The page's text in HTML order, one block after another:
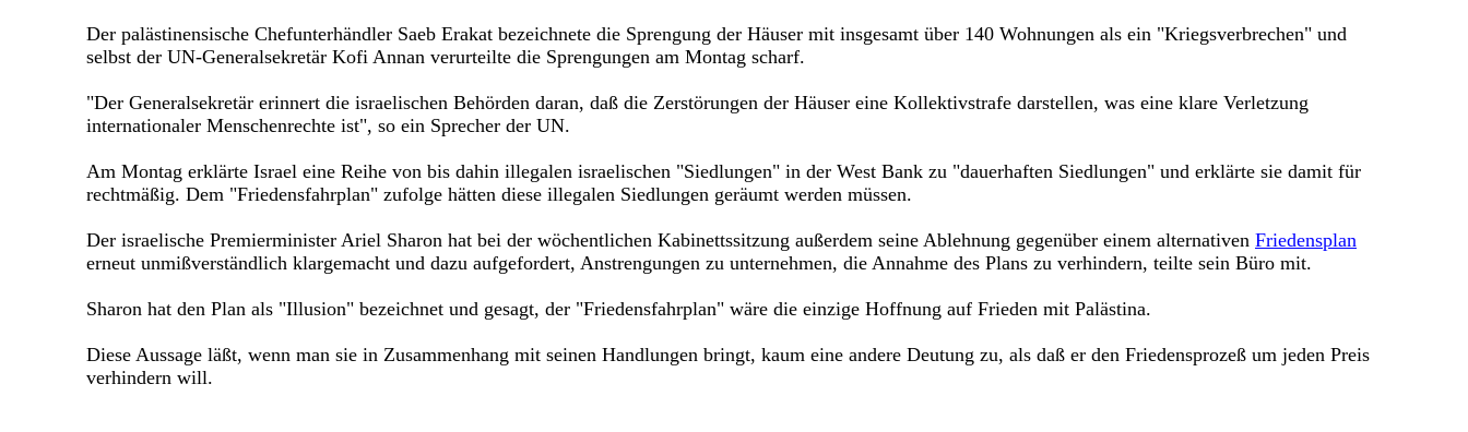
Der palästinensische Chefunterhändler Saeb Erakat bezeichnete die Sprengung der Häuser mit insgesamt über 140 Wohnungen als ein "Kriegsverbrechen" und
selbst der UN-Generalsekretär Kofi Annan verurteilte die Sprengungen am Montag scharf.
"Der Generalsekretär erinnert die israelischen Behörden daran, daß die Zerstörungen der Häuser eine Kollektivstrafe darstellen, was eine klare Verletzung
internationaler Menschenrechte ist", so ein Sprecher der UN.
Am Montag erklärte Israel eine Reihe von bis dahin illegalen israelischen "Siedlungen" in der West Bank zu "dauerhaften Siedlungen" und erklärte sie damit für
rechtmäßig. Dem "Friedensfahrplan" zufolge hätten diese illegalen Siedlungen geräumt werden müssen.
Der israelische Premierminister Ariel Sharon hat bei der wöchentlichen Kabinettssitzung außerdem seine Ablehnung gegenüber einem alternativen Friedensplan
erneut unmißverständlich klargemacht und dazu aufgefordert, Anstrengungen zu unternehmen, die Annahme des Plans zu verhindern, teilte sein Büro mit.
Sharon hat den Plan als "Illusion" bezeichnet und gesagt, der "Friedensfahrplan" wäre die einzige Hoffnung auf Frieden mit Palästina.
Diese Aussage läßt, wenn man sie in Zusammenhang mit seinen Handlungen bringt, kaum eine andere Deutung zu, als daß er den Friedensprozeß um jeden Preis
verhindern will.